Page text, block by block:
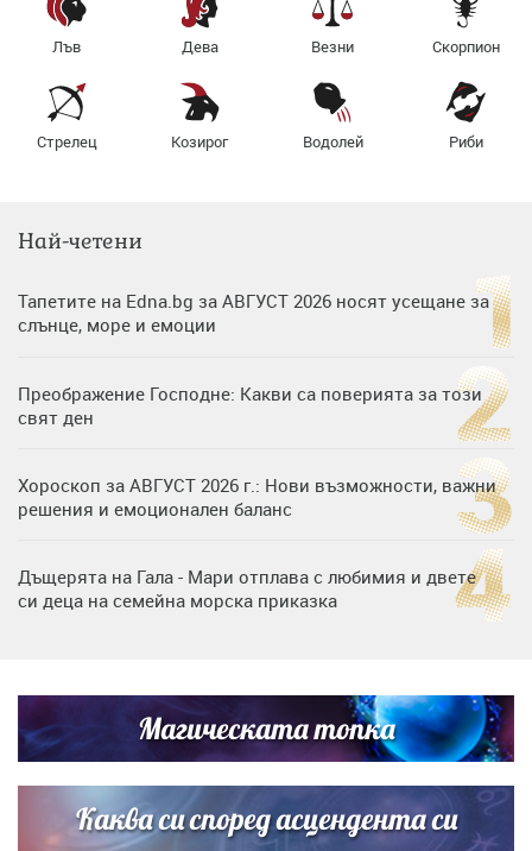
Лъв Дева Везни Скорпион
Стрелец Козирог Водолей Риби
Най-четени
Тапетите на Edna.bg за АВГУСТ 2026 носят усещане за
слънце, море и емоции
Преображение Господне: Какви са поверията за този
свят ден
Хороскоп за АВГУСТ 2026 г.: Нови възможности, важни
решения и емоционален баланс
Дъщерята на Гала - Мари отплава с любимия и двете
си деца на семейна морска приказка
Димов издадоха своето любимо място
Дъщерята на Тодор Батков вдигна сватба, Стоичков и
Братя Аргирови я изненадаха с песен
Магическата топка
Каква си според асцендента си